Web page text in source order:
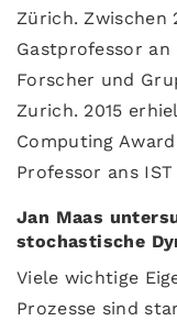
Zürich. Zwischen
Gastprofessor
Forscher und
Zurich. 2015
Computing
Professor ans
Jan Maas
stochastische
Viele wichtige
Prozesse sind